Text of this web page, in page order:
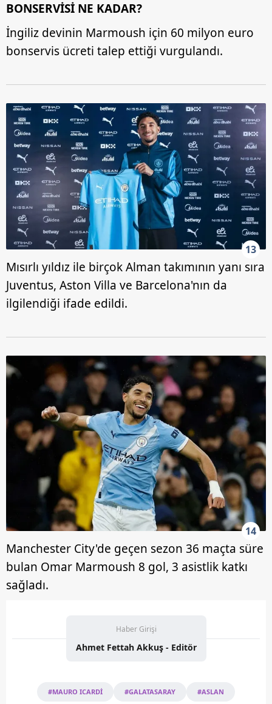
BONSERVİSİ NE KADAR?
İngiliz devinin Marmoush için 60 milyon euro
bonservis ücreti talep ettiği vurgulandı.
13
Mısırlı yıldız ile birçok Alman takımının yanı sıra
Juventus, Aston Villa ve Barcelona'nın da
ilgilendiği ifade edildi.
14
Manchester City'de geçen sezon 36 maçta süre
bulan Omar Marmoush 8 gol, 3 asistlik katkı
sağladı.
Haber Girişi
Ahmet Fettah Akkuş - Editör
#MAURO ICARDİ #GALATASARAY #ASLAN